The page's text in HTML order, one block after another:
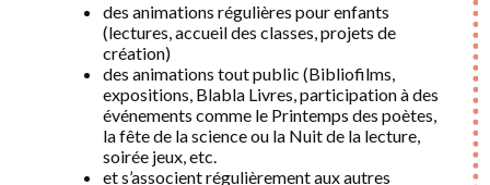
des animations régulières pour enfants
(lectures, accueil des classes, projets de
création)
des animations tout public (Bibliofilms,
expositions, Blabla Livres, participation à des
événements comme le Printemps des poètes,
la fête de la science ou la Nuit de la lecture,
soirée jeux, etc.
et s’associent régulièrement aux autres